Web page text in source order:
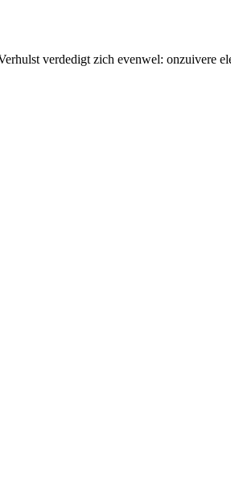
verdedigt zich evenwel: onzuivere